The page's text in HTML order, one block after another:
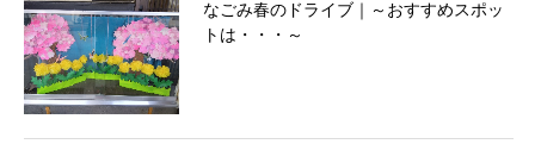
なごみ春のドライブ｜～おすすめスポッ
トは・・・～